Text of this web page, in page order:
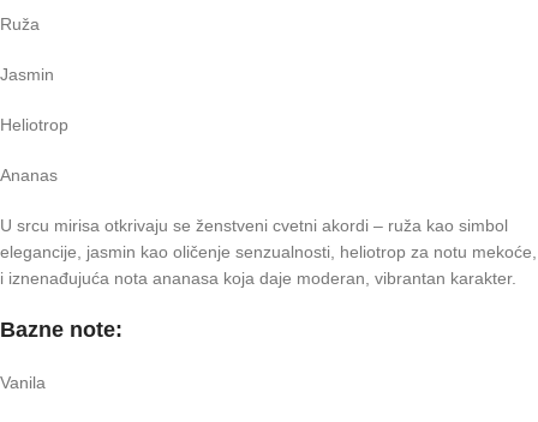
Ruža
Jasmin
Heliotrop
Ananas
U srcu mirisa otkrivaju se ženstveni cvetni akordi – ruža kao simbol
elegancije, jasmin kao oličenje senzualnosti, heliotrop za notu mekoće,
i iznenađujuća nota ananasa koja daje moderan, vibrantan karakter.
Bazne note:
Vanila